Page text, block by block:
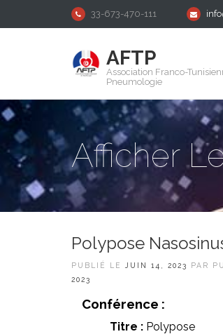
33-673-470-111
AFTP
Association Franco-
Pneumologie
Afficher
Polypose
PUBLIÉ LE JUIN 14, 2023 PAR
2023
Conférence :
Titre : Polypose